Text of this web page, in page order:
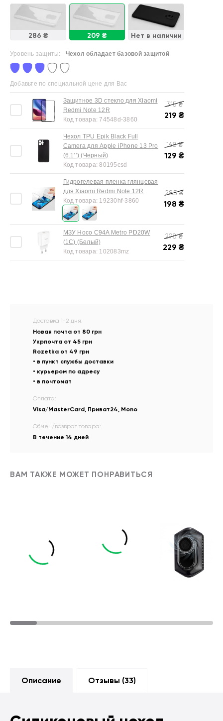
286 ₴ 209 ₴ Нет в наличии
Уровень защиты: Чехол обладает базовой защитой
Добавьте по специальной цене для Вас
Защитное 3D стекло для Xiaomi
Redmi Note 12R
Код товара:74548d-3860
315₴
219 ₴
Чехол TPU Epik Black Full
Camera для Apple iPhone 13 Pro
(6.1’’) (Черный)
Код товара:80195csd
168₴
129 ₴
Гидрогелевая пленка глянцевая
для Xiaomi Redmi Note 12R
Код товара: 19230hf-3860
285₴
198 ₴
МЗУ Hoco C94A Metro PD20W
(1C) (Белый)
Код товара: 102083mz
298₴
229 ₴
Доставка 1-2 дня:
Новая почта от 80 грн
Укрпочта от 45 грн
Rozetka от 49 грн
• в пункт службы доставки
• курьером по адресу
• в почтомат
Оплата:
Visa/MasterCard, Приват24, Mono
Обмен/возврат товара:
В течение 14 дней
ВАМ ТАКЖЕ МОЖЕТ ПОНРАВИТЬСЯ
Описание Отзывы (33)